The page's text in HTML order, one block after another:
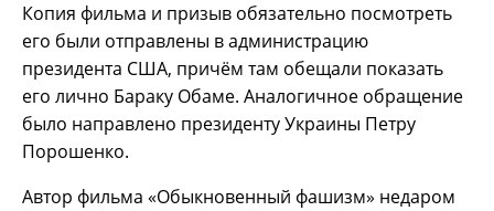
Копия фильма и призыв обязательно посмотреть
его были отправлены в администрацию
президента США, причём там обещали показать
его лично Бараку Обаме. Аналогичное обращение
было направлено президенту Украины Петру
Порошенко.
Автор фильма «Обыкновенный фашизм» недаром